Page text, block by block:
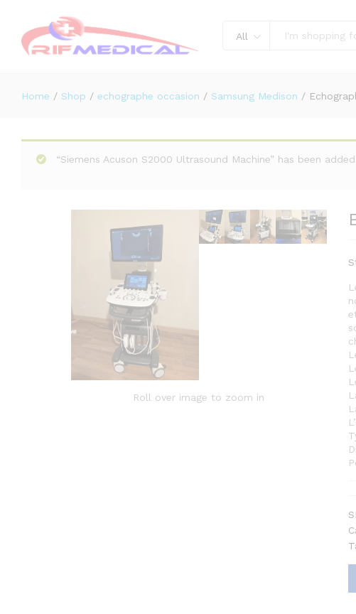
All
Home / Shop / echographe occasion / Samsung Medison /
“Siemens Acuson S2000 Ultrasound Machine” has been
Roll over image to zoom in
Description